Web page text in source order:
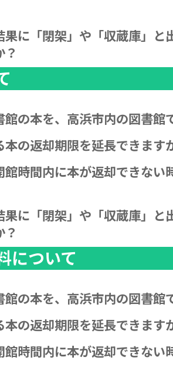
果に「閉架」や「収蔵庫」と
？
館の本を、高浜市内の図書館
本の返却期限を延長できます
館時間内に本が返却できない
果に「閉架」や「収蔵庫」と
？
について
館の本を、高浜市内の図書館
本の返却期限を延長できます
館時間内に本が返却できない